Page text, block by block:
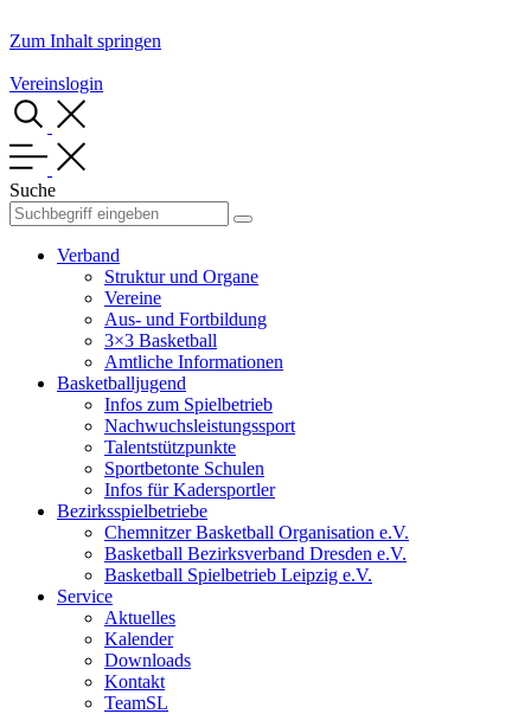
Zum Inhalt springen
Vereinslogin
Suche
Verband
Struktur und Organe
Vereine
Aus- und Fortbildung
3×3 Basketball
Amtliche Informationen
Basketballjugend
Infos zum Spielbetrieb
Nachwuchsleistungssport
Talentstützpunkte
Sportbetonte Schulen
Infos für Kadersportler
Bezirksspielbetriebe
Chemnitzer Basketball Organisation e.V.
Basketball Bezirksverband Dresden e.V.
Basketball Spielbetrieb Leipzig e.V.
Service
Aktuelles
Kalender
Downloads
Kontakt
TeamSL